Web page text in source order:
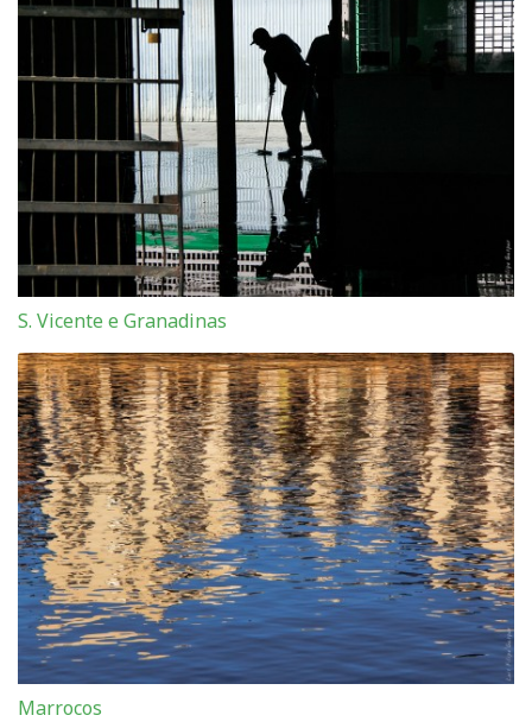
S. Vicente e Granadinas
Marrocos